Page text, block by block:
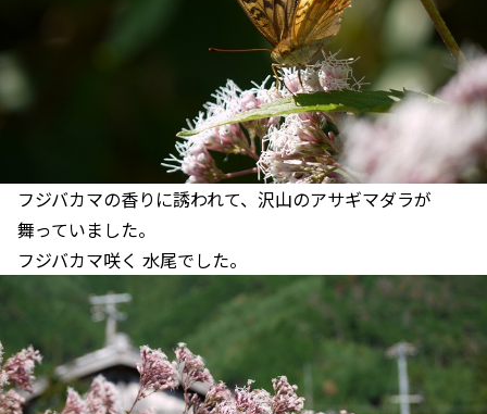
フジバカマの香りに誘われて、沢山のアサギマダラが
舞っていました。
フジバカマ咲く 水尾でした。